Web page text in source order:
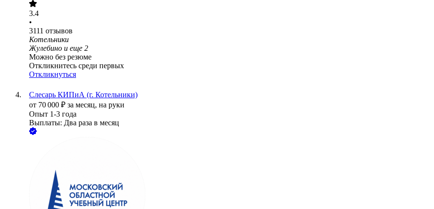
3.4
•
3111 отзывов
Котельники
Жулебино и еще 2
Можно без резюме
Откликнитесь среди первых
Откликнуться
Слесарь КИПиА (г. Котельники)
от 70 000 ₽ за месяц, на руки
Опыт 1-3 года
Выплаты: Два раза в месяц